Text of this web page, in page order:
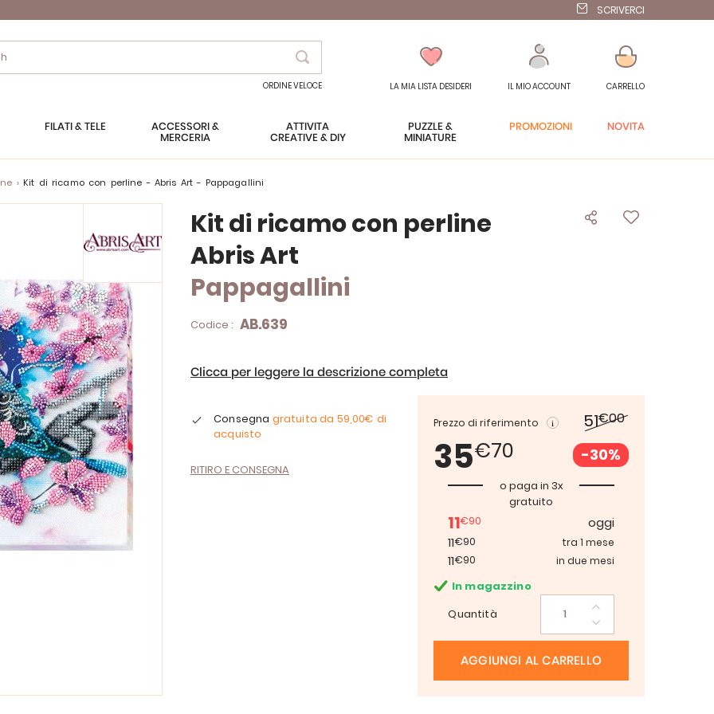
SCRIVERCI
Search
ORDINE VELOCE LA MIA LISTA DESIDERI IL MIO ACCOUNT CARRELLO
FILATI & TELE
ACCESSORI &
MERCERIA
ATTIVITÀ
CREATIVE & DIY
PUZZLE &
MINIATURE
PROMOZIONI NOVITÀ
Kit di ricamo con perline - Abris Art - Pappagallini
Kit di ricamo con perline
Abris Art
Pappagallini
Codice : AB.639
Clicca per leggere la descrizione completa
Prezzo di riferimento 51€00
35€70 -30%
o paga in 3x
gratuito
11€90
oggi
11€90 tra 1 mese
11€90 in due mesi
In magazzino
Quantità
AGGIUNGI AL CARRELLO
Consegna gratuita da 59,00€ di
acquisto
RITIRO E CONSEGNA